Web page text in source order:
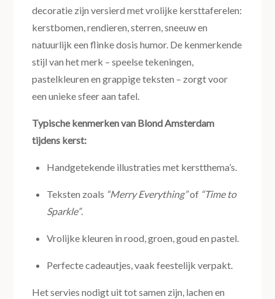
decoratie zijn versierd met vrolijke kersttaferelen:
kerstbomen, rendieren, sterren, sneeuw en
natuurlijk een flinke dosis humor. De kenmerkende
stijl van het merk – speelse tekeningen,
pastelkleuren en grappige teksten – zorgt voor
een unieke sfeer aan tafel.
Typische kenmerken van Blond Amsterdam
tijdens kerst:
Handgetekende illustraties met kerstthema’s.
Teksten zoals “Merry Everything”of “Time to
Sparkle”.
Vrolijke kleuren in rood, groen, goud en pastel.
Perfecte cadeautjes, vaak feestelijk verpakt.
Het servies nodigt uit tot samen zijn, lachen en